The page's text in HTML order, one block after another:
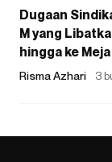
Dugaan
M yang
hingga ke
Risma Azhari 3